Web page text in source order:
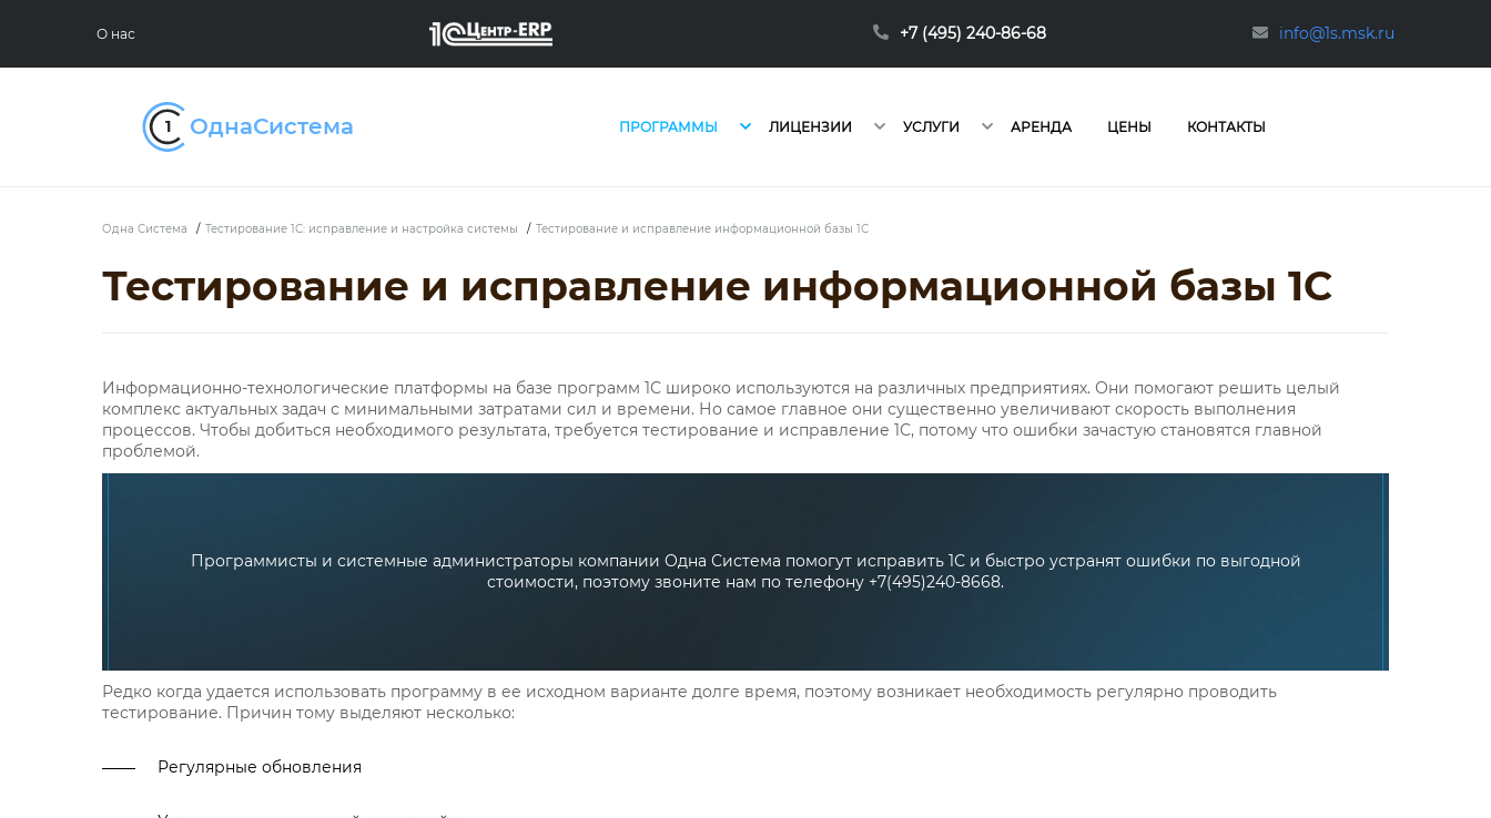
О нас +7 (495) 240-86-68 info@1s.msk.ru
ПРОГРАММЫ ЛИЦЕНЗИИ УСЛУГИ АРЕНДА ЦЕНЫ КОНТАКТЫ
Одна Система / Тестирование 1С: исправление и настройка системы / Тестирование и исправление информационной базы 1С
Тестирование и исправление информационной базы 1С
Информационно-технологические платформы на базе программ 1С широко используются на различных предприятиях. Они помогают решить целый
комплекс актуальных задач с минимальными затратами сил и времени. Но самое главное они существенно увеличивают скорость выполнения
процессов. Чтобы добиться необходимого результата, требуется тестирование и исправление 1С, потому что ошибки зачастую становятся главной
проблемой.
Программисты и системные администраторы компании Одна Система помогут исправить 1С и быстро устранят ошибки по выгодной
стоимости, поэтому звоните нам по телефону +7(495)240-8668.
Редко когда удается использовать программу в ее исходном варианте долге время, поэтому возникает необходимость регулярно проводить
тестирование. Причин тому выделяют несколько:
Регулярные обновления